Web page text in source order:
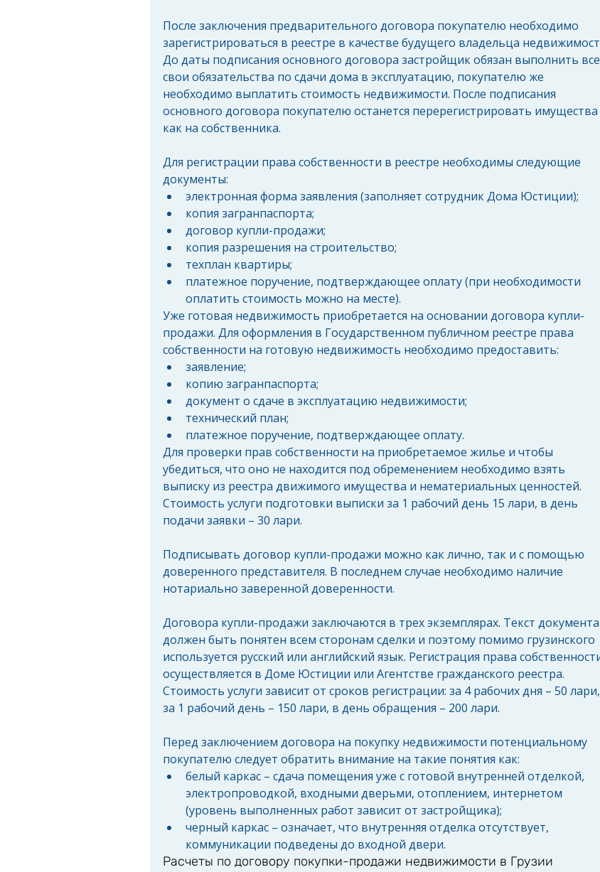
После заключения предварительного договора покупателю необходимо
зарегистрироваться в реестре в качестве будущего владельца
До даты подписания основного договора застройщик обязан выполнить все
свои обязательства по сдачи дома в эксплуатацию, покупателю же
необходимо выплатить стоимость недвижимости. После подписания
основного договора покупателю останется перерегистрировать имущества
как на собственника.
Для регистрации права собственности в реестре необходимы следующие
документы:
электронная форма заявления (заполняет сотрудник Дома Юстиции);
копия загранпаспорта;
договор купли-продажи;
копия разрешения на строительство;
техплан квартиры;
платежное поручение, подтверждающее оплату (при необходимости
оплатить стоимость можно на месте).
Уже готовая недвижимость приобретается на основании договора купли-
продажи. Для оформления в Государственном публичном реестре права
собственности на готовую недвижимость необходимо предоставить:
заявление;
копию загранпаспорта;
документ о сдаче в эксплуатацию недвижимости;
технический план;
платежное поручение, подтверждающее оплату.
Для проверки прав собственности на приобретаемое жилье и чтобы
убедиться, что оно не находится под обременением необходимо взять
выписку из реестра движимого имущества и нематериальных ценностей.
Стоимость услуги подготовки выписки за 1 рабочий день 15 лари, в день
подачи заявки – 30 лари.
Подписывать договор купли-продажи можно как лично, так и с помощью
доверенного представителя. В последнем случае необходимо наличие
нотариально заверенной доверенности.
Договора купли-продажи заключаются в трех экземплярах. Текст документа
должен быть понятен всем сторонам сделки и поэтому помимо грузинского
используется русский или английский язык. Регистрация права
осуществляется в Доме Юстиции или Агентстве гражданского реестра.
Стоимость услуги зависит от сроков регистрации: за 4 рабочих дня – 50 лари,
за 1 рабочий день – 150 лари, в день обращения – 200 лари.
Перед заключением договора на покупку недвижимости потенциальному
покупателю следует обратить внимание на такие понятия как:
белый каркас – сдача помещения уже с готовой внутренней отделкой,
электропроводкой, входными дверьми, отоплением, интернетом
(уровень выполненных работ зависит от застройщика);
черный каркас – означает, что внутренняя отделка отсутствует,
коммуникации подведены до входной двери.
Расчеты по договору покупки-продажи недвижимости в Грузии